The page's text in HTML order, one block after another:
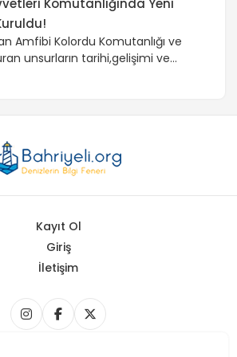
Komutanlığında Yeni
Amfibi Kolordu Komutanlığı ve
unsurların tarihi,gelişimi ve
Kayıt Ol
Giriş
İletişim